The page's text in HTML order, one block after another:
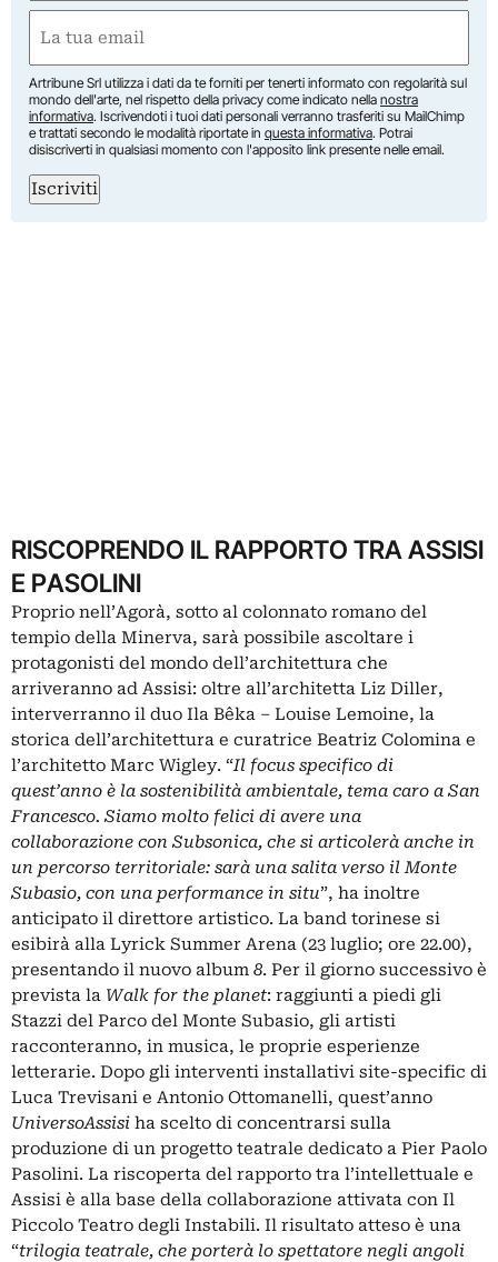
First
(Required)
Artribune Srl utilizza i dati da te forniti per tenerti informato con regolarità sul
mondo dell'arte, nel rispetto della privacy come indicato nella nostra
informativa. Iscrivendoti i tuoi dati personali verranno trasferiti su MailChimp
e trattati secondo le modalità riportate in questa informativa. Potrai
disiscriverti in qualsiasi momento con l'apposito link presente nelle email.
Iscriviti
RISCOPRENDO IL RAPPORTO TRA ASSISI
E PASOLINI
Proprio nell’Agorà, sotto al colonnato romano del
tempio della Minerva, sarà possibile ascoltare i
protagonisti del mondo dell’architettura che
arriveranno ad Assisi: oltre all’architetta Liz Diller,
interverranno il duo Ila Bêka – Louise Lemoine, la
storica dell’architettura e curatrice Beatriz Colomina e
l’architetto Marc Wigley. “Il focus specifico di
quest’anno è la sostenibilità ambientale, tema caro a San
Francesco. Siamo molto felici di avere una
collaborazione con Subsonica, che si articolerà anche in
un percorso territoriale: sarà una salita verso il Monte
Subasio, con una performance in situ”, ha inoltre
anticipato il direttore artistico. La band torinese si
esibirà alla Lyrick Summer Arena (23 luglio; ore 22.00),
presentando il nuovo album 8. Per il giorno successivo è
prevista la Walk for the planet: raggiunti a piedi gli
Stazzi del Parco del Monte Subasio, gli artisti
racconteranno, in musica, le proprie esperienze
letterarie. Dopo gli interventi installativi site-specific di
Luca Trevisani e Antonio Ottomanelli, quest’anno
UniversoAssisi ha scelto di concentrarsi sulla
produzione di un progetto teatrale dedicato a Pier Paolo
Pasolini. La riscoperta del rapporto tra l’intellettuale e
Assisi è alla base della collaborazione attivata con Il
Piccolo Teatro degli Instabili. Il risultato atteso è una
“trilogia teatrale, che porterà lo spettatore negli angoli